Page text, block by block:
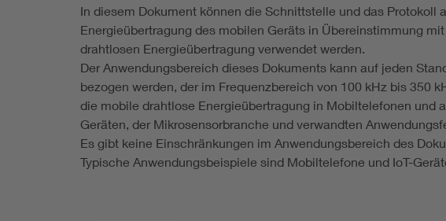
In diesem Dokument können die Schnittstelle und das Protokoll
Energieübertragung des mobilen Geräts in Übereinstimmung
drahtlosen Energieübertragung verwendet werden.
Der Anwendungsbereich dieses Dokuments kann auf jeden
bezogen werden, der im Frequenzbereich von 100 kHz bis 350
die mobile drahtlose Energieübertragung in Mobiltelefonen und
Geräten, der Mikrosensorbranche und verwandten
Es gibt keine Einschränkungen im Anwendungsbereich des
Typische Anwendungsbeispiele sind Mobiltelefone und IoT-